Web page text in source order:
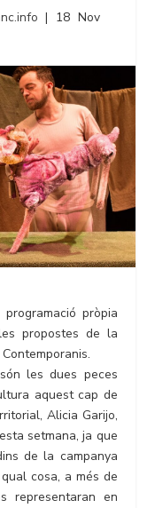
| 18 Nov
pròpia
propostes de la
són les dues peces
aquest cap de
Alicia Garijo,
setmana, ja que
de la campanya
cosa, a més de
representaran en